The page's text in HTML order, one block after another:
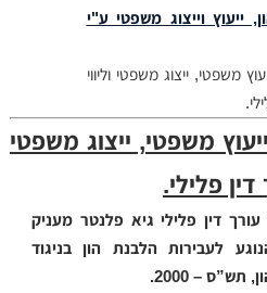
משפטי, ייצוג משפטי וליווי
משפטי, ייצוג משפטי
פלילי.
דין פלילי גיא פלנטר מעניק
לעבירות הלבנת הון בניגוד
– 2000.